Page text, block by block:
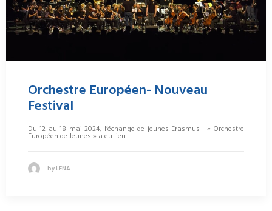
Orchestre Européen- Nouveau
Festival
Du 12 au 18 mai 2024, l’échange de jeunes Erasmus+ « Orchestre
Européen de Jeunes » a eu lieu…
by LENA